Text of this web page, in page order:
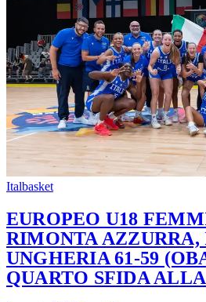
Italbasket
EUROPEO U18
RIMONTA
UNGHERIA 61-59
QUARTO SFIDA